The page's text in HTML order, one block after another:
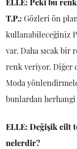
ELLE: Peki bu
T.P.: Gözleri ön
kullanabileceğiniz
var. Daha sıcak bir
renk veriyor. Diğer
Moda
bunlardan
ELLE: Değişik cilt
nelerdir?